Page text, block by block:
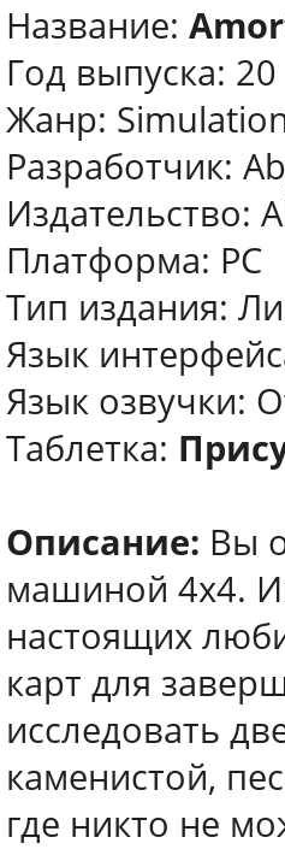
Название:
Год выпуска:
Жанр:
Разработчик:
Издательство:
Платформа: PC
Тип издания:
Язык
Язык озвучки:
Таблетка:
Описание: Вы
машиной 4х4.
настоящих
карт для
исследовать
каменистой,
где никто не